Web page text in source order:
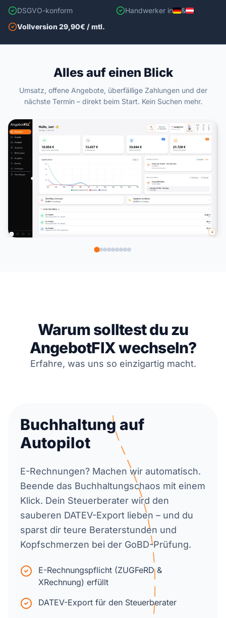
DSGVO-konform
Handwerker in
&
Vollversion 29,90€ / mtl.
Alles auf einen Blick
Umsatz, offene Angebote, überfällige Zahlungen und der
nächste Termin – direkt beim Start. Kein Suchen mehr.
Warum solltest du zu
AngebotFIX wechseln?
Erfahre, was uns so einzigartig macht.
Buchhaltung auf
Autopilot
E-Rechnungen? Machen wir automatisch.
Beende das Buchhaltungschaos mit einem
Klick. Dein Steuerberater wird den
sauberen DATEV-Export lieben – und du
sparst dir teure Beraterstunden und
Kopfschmerzen bei der GoBD-Prüfung.
E-Rechnungspflicht (ZUGFeRD &
XRechnung) erfüllt
DATEV-Export für den Steuerberater